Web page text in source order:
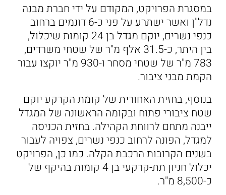
במסגרת הפרויקט, המקודם על ידי חברת מבנה
נדל"ן ואשר ישתרע על פני כ-6 דונמים ברחוב
כנפי נשרים, יוקם מגדל בן 24 קומות שיכלול,
בין היתר, כ-31.5 אלף מ"ר של שטחי משרדים,
783 מ"ר של שטחי מסחר ו-930 מ"ר יוקצו עבור
הקמת מבני ציבור.
בנוסף, בחזית האחורית של קומת הקרקע יוקם
שטח ציבורי פתוח ובקומה הראשונה של המגדל
ייבנה מתחם לרווחת הקהילה. בחזית הכניסה
למגדל, הפונה לרחוב כנפי נשרים, צפויה לעבור
בשנים הקרובות הרכבת הקלה. כמו כן, הפרויקט
יכלול חניון תת-קרקעי בן 4 קומות בהיקף של
כ-8,500 מ"ר.